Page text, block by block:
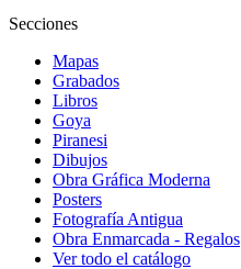
Secciones
Mapas
Grabados
Libros
Goya
Piranesi
Dibujos
Obra Gráfica Moderna
Posters
Fotografía Antigua
Obra Enmarcada - Regalos
Ver todo el catálogo